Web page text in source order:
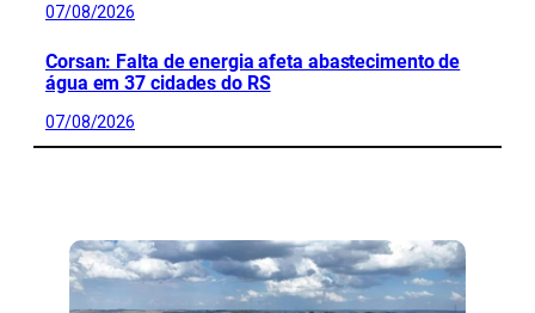
07/08/2026
Corsan: Falta de energia afeta abastecimento de
água em 37 cidades do RS
07/08/2026